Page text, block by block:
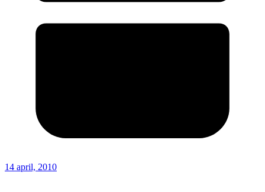
14 april, 2010